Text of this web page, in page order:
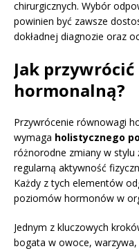
chirurgicznych. Wybór
powinien być zawsze
dokładnej diagnozie oraz
Jak
hormonalną?
Przywrócenie równowagi
wymaga holistycznego
różnorodne zmiany w stylu
regularną aktywność
Każdy z tych elementów
poziomów hormonów w
Jednym z kluczowych
bogata w owoce, warzywa,